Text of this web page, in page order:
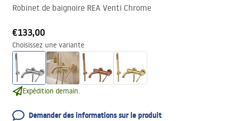
Robinet de baignoire REA Venti Chrome
€133,00
Choisissez une variante
Expédition demain.
Demander des informations sur le produit